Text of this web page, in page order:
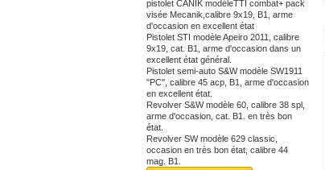
pistolet CANIK modèleTTI combat+ pack
visée Mecanik,calibre 9x19, B1, arme
d'occasion en excellent état
Pistolet STI modèle Apeiro 2011, calibre
9x19, cat. B1, arme d'occasion dans un
excellent état général.
Pistolet semi-auto S&W modèle SW1911
"PC", calibre 45 acp, B1, arme d'occasion
en excellent état.
Revolver S&W modèle 60, calibre 38 spl,
arme d'occasion, cat. B1. en très bon
état.
Revolver SW modèle 629 classic,
occasion en très bon état, calibre 44
mag. B1.